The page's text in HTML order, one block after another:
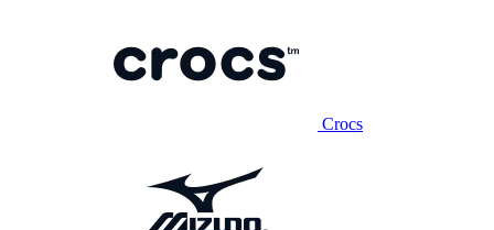
Crocs